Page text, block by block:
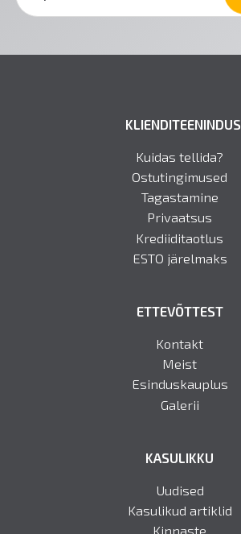
KLIENDITEENINDUS
Kuidas tellida?
Ostutingimused
Tagastamine
Privaatsus
Krediiditaotlus
ESTO järelmaks
ETTEVÕTTEST
Kontakt
Meist
Esinduskauplus
Galerii
KASULIKKU
Uudised
Kasulikud artiklid
Kinnaste